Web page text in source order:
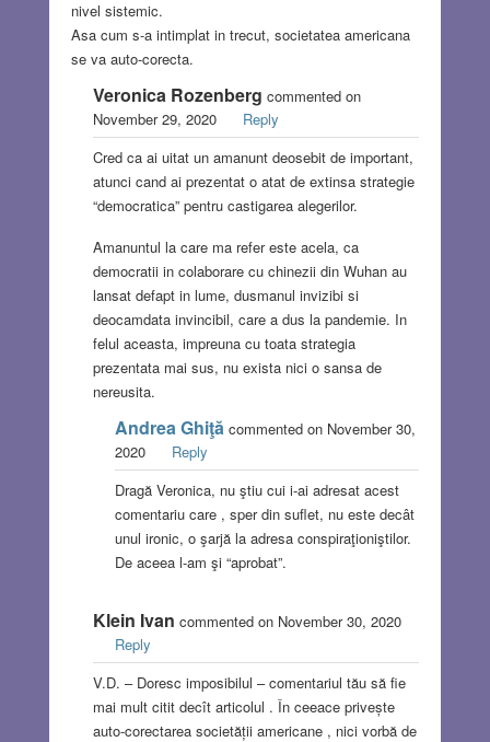
nivel sistemic.
Asa cum s-a intimplat in trecut, societatea americana
se va auto-corecta.
Veronica Rozenberg commented on
November 29, 2020
Reply
Cred ca ai uitat un amanunt deosebit de important,
atunci cand ai prezentat o atat de extinsa strategie
“democratica” pentru castigarea alegerilor.
Amanuntul la care ma refer este acela, ca
democratii in colaborare cu chinezii din Wuhan au
lansat defapt in lume, dusmanul invizibi si
deocamdata invincibil, care a dus la pandemie. In
felul aceasta, impreuna cu toata strategia
prezentata mai sus, nu exista nici o sansa de
nereusita.
Andrea Ghiţă commented on November 30,
2020
Reply
Dragă Veronica, nu ştiu cui i-ai adresat acest
comentariu care , sper din suflet, nu este decât
unul ironic, o şarjă la adresa conspiraţioniştilor.
De aceea l-am şi “aprobat”.
Klein Ivan commented on November 30, 2020
Reply
V.D. – Doresc imposibilul – comentariul tău să fie
mai mult citit decît articolul . În ceeace privește
auto-corectarea societății americane , nici vorbă de